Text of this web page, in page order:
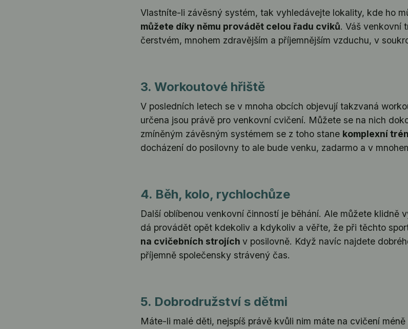
Vlastníte-li závěsný systém, tak vyhledávejte lokality, kde ho
můžete díky němu provádět celou řadu cviků. Váš venkovní
čerstvém, mnohem zdravějším a příjemnějším vzduchu, v
3. Workoutové hřiště
V posledních letech se v mnoha obcích objevují takzvaná
určena jsou právě pro venkovní cvičení. Můžete se na nich
zmíněným závěsným systémem se z toho stane komplexní
docházení do posilovny to ale bude venku, zadarmo a v
4. Běh, kolo, rychlochůze
Další oblíbenou venkovní činností je běhání. Ale můžete
dá provádět opět kdekoliv a kdykoliv a věřte, že při těchto
na cvičebních strojích v posilovně. Když navíc najdete
příjemně společensky strávený čas.
5. Dobrodružství s dětmi
Máte-li malé děti, nejspíš právě kvůli nim máte na cvičení